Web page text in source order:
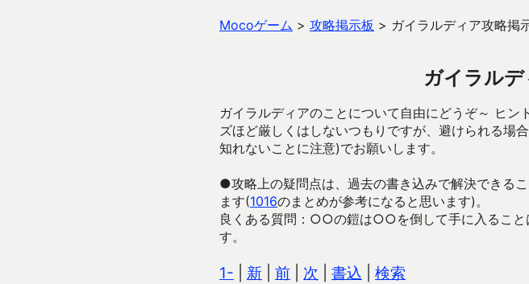
Mocoゲーム > 攻略掲示板 > ガイラルディア攻略掲
ガイラル
ガイラルディアのことについて自由にどうぞ～ ヒ
ズほど厳しくはしないつもりですが、避けられる場
知れないことに注意)でお願いします。
●攻略上の疑問点は、過去の書き込みで解決できる
ます(1016のまとめが参考になると思います)。
良くある質問：○○の鎧は○○を倒して手に入ること
す。
1- 新 前 次 書込 検索